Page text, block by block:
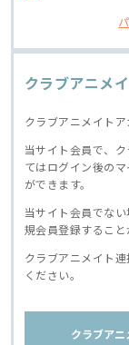
クラブアニメ
クラブアニメイト
当サイト会員で、
てはログイン後の
ができます。
当サイト会員でな
規会員登録すること
クラブアニメイト
ください。
クラブア